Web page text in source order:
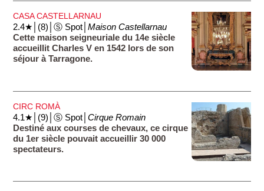
CASA CASTELLARNAU
2.4★│(8)│Ⓢ Spot│Maison Castellarnau
Cette maison seigneuriale du 14e siècle
accueillit Charles V en 1542 lors de son
séjour à Tarragone.
CIRC ROMÀ
4.1★│(9)│Ⓢ Spot│Cirque Romain
Destiné aux courses de chevaux, ce cirque
du 1er siècle pouvait accueillir 30 000
spectateurs.